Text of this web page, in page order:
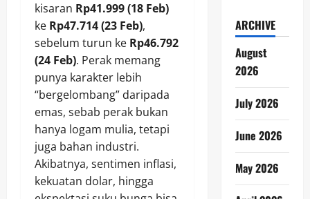
kisaran Rp41.999 (18 Feb)
ke Rp47.714 (23 Feb),
sebelum turun ke Rp46.792
(24 Feb). Perak memang
punya karakter lebih
“bergelombang” daripada
emas, sebab perak bukan
hanya logam mulia, tetapi
juga bahan industri.
Akibatnya, sentimen inflasi,
kekuatan dolar, hingga
ARCHIVE
August
2026
July 2026
June 2026
May 2026